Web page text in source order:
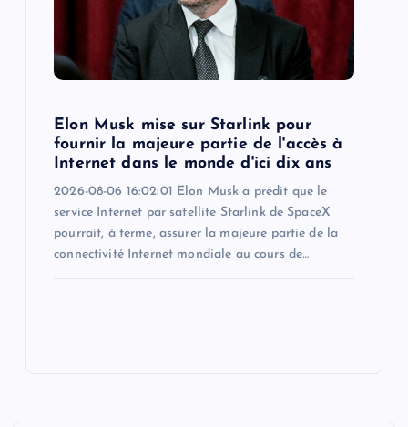
Elon Musk mise sur Starlink pour
fournir la majeure partie de l'accès à
Internet dans le monde d'ici dix ans
2026-08-06 16:02:01 Elon Musk a prédit que le
service Internet par satellite Starlink de SpaceX
pourrait, à terme, assurer la majeure partie de la
connectivité Internet mondiale au cours de…